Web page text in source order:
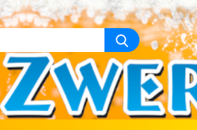
Suche...